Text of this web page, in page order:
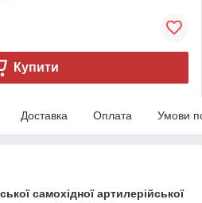
Купити
Доставка Оплата Умови
самохідної артилерійської